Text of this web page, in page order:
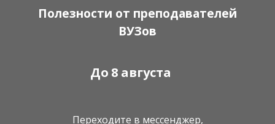
Полезности от преподавателей
ВУЗов
Переходите в мессенджер,
8 августа
До